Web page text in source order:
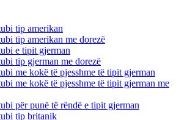
tip amerikan
tip amerikan me dorezë
e tipit gjerman
tip gjerman me dorezë
me kokë të pjesshme të tipit gjerman
me kokë të pjesshme të tipit gjerman me
për punë të rëndë e tipit gjerman
tip britanik